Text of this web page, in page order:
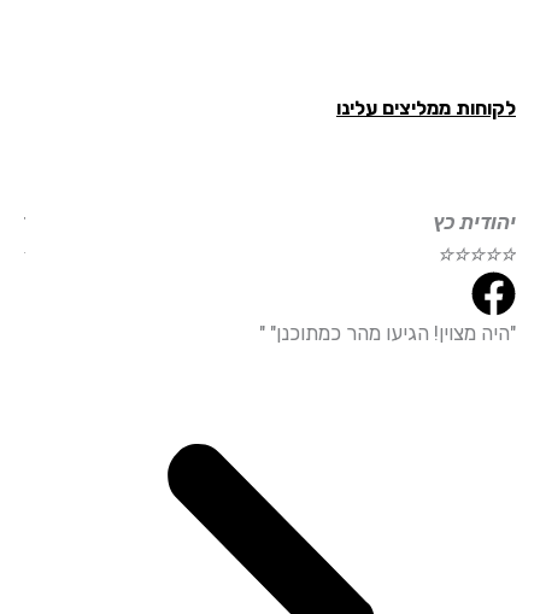
ממליצים עלינו
כץ
☆
☆
☆
מצוין! הגיעו מהר כמתוכנן" "
דוד
☆